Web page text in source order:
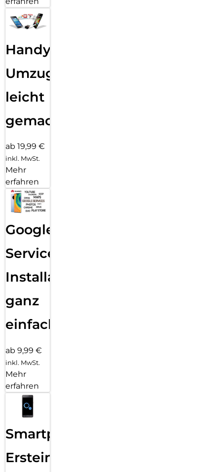
Handy
Umzug
leicht
gemacht!
ab 19,99 €
inkl. MwSt.
Mehr
erfahren
Google
Services
Installation
ganz
einfach
ab 9,99 €
inkl. MwSt.
Mehr
erfahren
Smartphone
Ersteinrichtung